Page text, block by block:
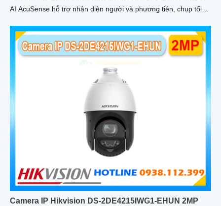
AI AcuSense hỗ trợ nhận diện người và phương tiện, chụp tối
Camera IP Hikvision DS-2DE4215IWG1-EHUN 2MP